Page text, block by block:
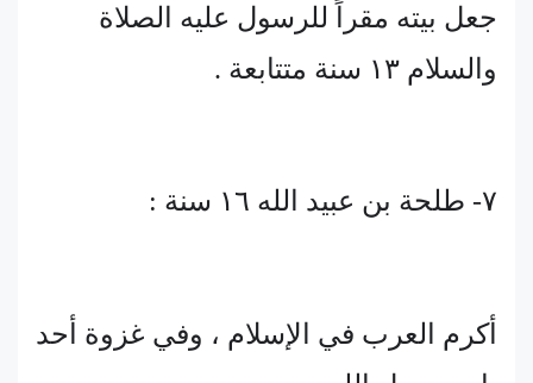
جعل بيته مقراً للرسول عليه الصلاة
والسلام ١٣ سنة متتابعة .
٧- طلحة بن عبيد الله ١٦ سنة :
أكرم العرب في الإسلام ، وفي غزوة أحد